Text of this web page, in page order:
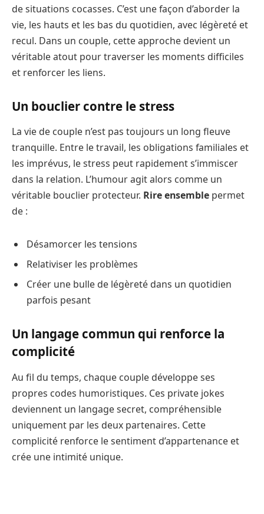
de situations cocasses. C’est une façon d’aborder la
vie, les hauts et les bas du quotidien, avec légèreté et
recul. Dans un couple, cette approche devient un
véritable atout pour traverser les moments difficiles
et renforcer les liens.
Un bouclier contre le stress
La vie de couple n’est pas toujours un long fleuve
tranquille. Entre le travail, les obligations familiales et
les imprévus, le stress peut rapidement s’immiscer
dans la relation. L’humour agit alors comme un
véritable bouclier protecteur. Rire ensemble permet
de :
Désamorcer les tensions
Relativiser les problèmes
Créer une bulle de légèreté dans un quotidien
parfois pesant
Un langage commun qui renforce la
complicité
Au fil du temps, chaque couple développe ses
propres codes humoristiques. Ces private jokes
deviennent un langage secret, compréhensible
uniquement par les deux partenaires. Cette
complicité renforce le sentiment d’appartenance et
crée une intimité unique.